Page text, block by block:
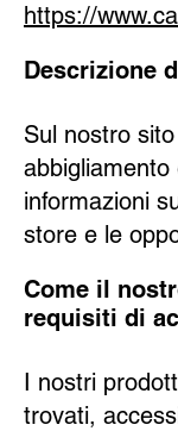
https://
Descrizione
Sul nostro
informazioni
store e le
Come il
requisiti di
I nostri
trovati,